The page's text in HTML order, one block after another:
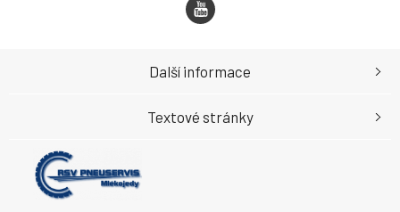
Další informace
Textové stránky